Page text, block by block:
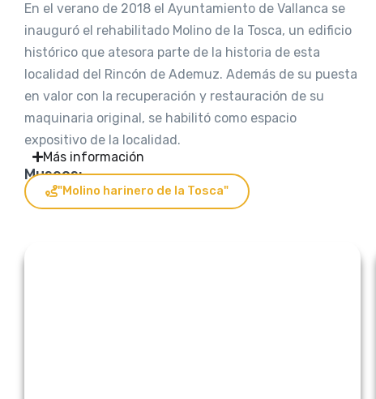
En el verano de 2018 el Ayuntamiento de Vallanca se
inauguró el rehabilitado Molino de la Tosca, un edificio
histórico que atesora parte de la historia de esta
localidad del Rincón de Ademuz. Además de su puesta
en valor con la recuperación y restauración de su
maquinaria original, se habilitó como espacio
expositivo de la localidad.
Más información
Museos:
"Molino harinero de la Tosca"